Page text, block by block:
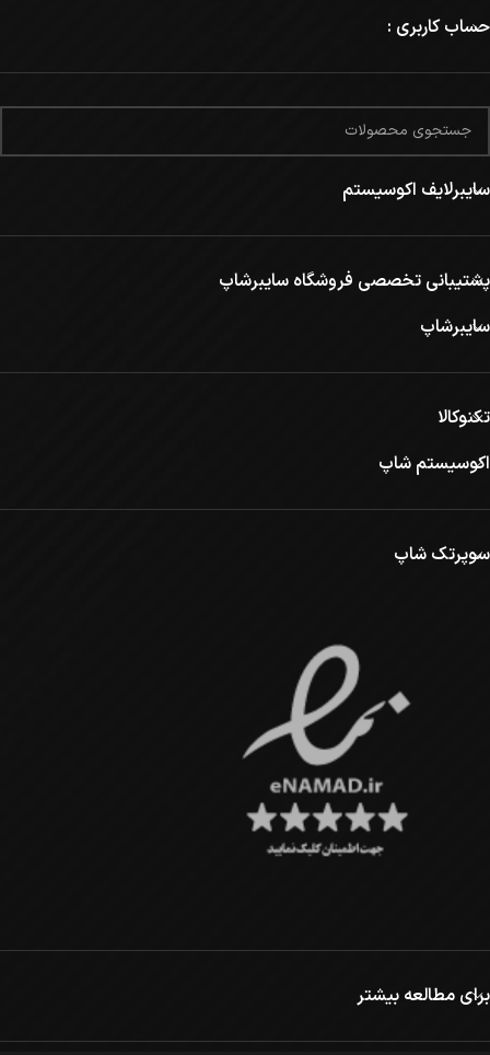
حساب کاربری :
سایبرلایف اکوسیستم
پشتیبانی تخصصی فروشگاه سایبرشاپ
سایبرشاپ
تکنوکالا
اکوسیستم شاپ
سوپرتک شاپ
برای مطالعه بیشتر